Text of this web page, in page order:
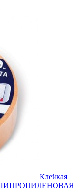
Клейкая
ПОЛИПРОПИЛЕНОВАЯ